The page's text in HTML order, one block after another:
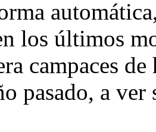
los últimos
campaces
pasado, a ver